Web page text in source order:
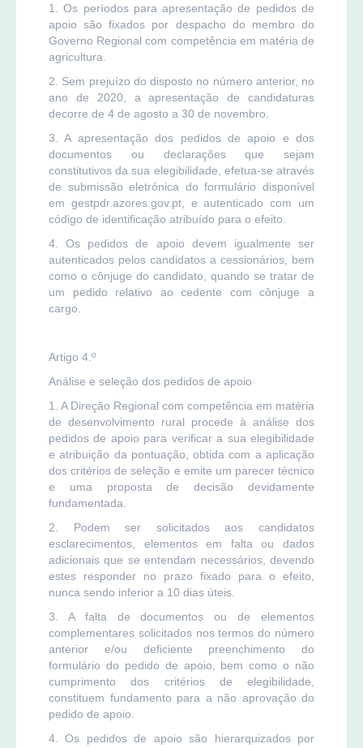
1. Os períodos para apresentação de pedidos de
apoio são fixados por despacho do membro do
Governo Regional com competência em matéria de
agricultura.
2. Sem prejuízo do disposto no número anterior, no
ano de 2020, a apresentação de candidaturas
decorre de 4 de agosto a 30 de novembro.
3. A apresentação dos pedidos de apoio e dos
documentos ou declarações que sejam
constitutivos da sua elegibilidade, efetua-se através
de submissão eletrónica do formulário disponível
em gestpdr.azores.gov.pt, e autenticado com um
código de identificação atribuído para o efeito.
4. Os pedidos de apoio devem igualmente ser
autenticados pelos candidatos a cessionários, bem
como o cônjuge do candidato, quando se tratar de
um pedido relativo ao cedente com cônjuge a
cargo.
Artigo 4.º
Análise e seleção dos pedidos de apoio
1. A Direção Regional com competência em matéria
de desenvolvimento rural procede à análise dos
pedidos de apoio para verificar a sua elegibilidade
e atribuição da pontuação, obtida com a aplicação
dos critérios de seleção e emite um parecer técnico
e uma proposta de decisão devidamente
fundamentada.
2. Podem ser solicitados aos candidatos
esclarecimentos, elementos em falta ou dados
adicionais que se entendam necessários, devendo
estes responder no prazo fixado para o efeito,
nunca sendo inferior a 10 dias úteis.
3. A falta de documentos ou de elementos
complementares solicitados nos termos do número
anterior e/ou deficiente preenchimento do
formulário do pedido de apoio, bem como o não
cumprimento dos critérios de elegibilidade,
constituem fundamento para a não aprovação do
pedido de apoio.
4. Os pedidos de apoio são hierarquizados por